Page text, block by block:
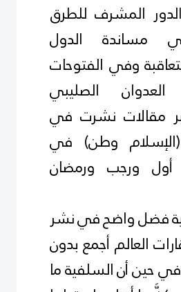
المشرف للطرق
مساندة الدول
وفي الفتوحات
الصليبي
مقالات نشرت في
(الإسلام وطن) في
ورجب ورمضان
فضل واضح في نشر
العالم أجمع بدون
في حين أن السلفية ما